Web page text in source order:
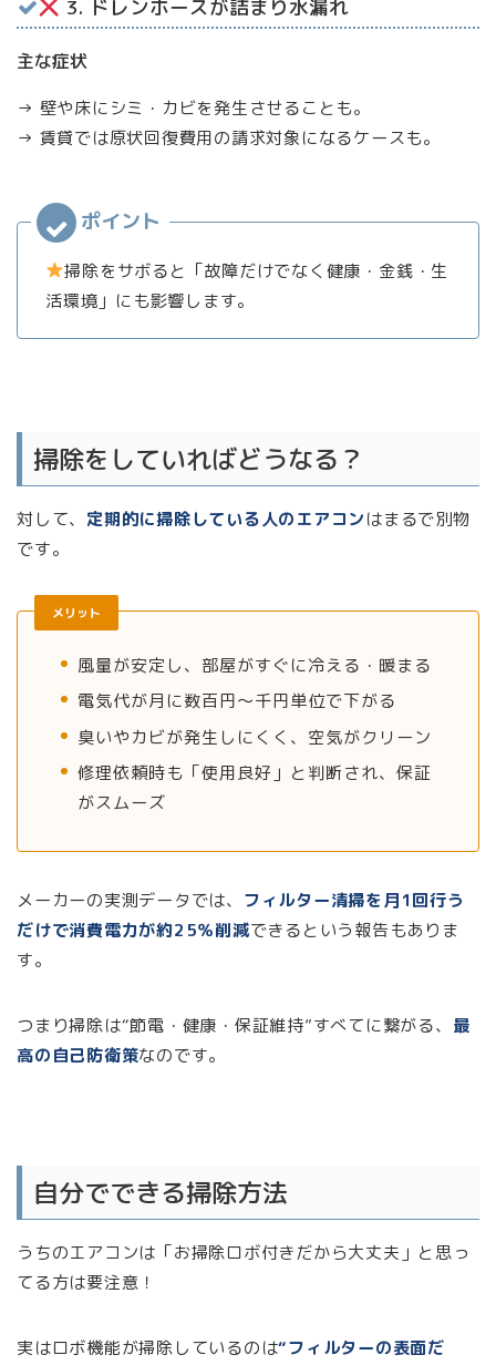
3. ドレンホースが詰まり水漏れ
主な症状
→ 壁や床にシミ・カビを発生させることも。
→ 賃貸では原状回復費用の請求対象になるケースも。
掃除をサボると「故障だけでなく健康・金銭・生
活環境」にも影響します。
掃除をしていればどうなる？
対して、 定期的に掃除している人のエアコンはまるで別物
です。
メリット
風量が安定し、部屋がすぐに冷える・暖まる
電気代が月に数百円〜千円単位で下がる
臭いやカビが発生しにくく、空気がクリーン
修理依頼時も「使用良好」と判断され、保証
がスムーズ
メーカーの実測データでは、 フィルター清掃を月1回行う
だけで消費電力が約25％削減できるという報告もありま
す。
つまり掃除は“節電・健康・保証維持”すべてに繋がる、 最
高の自己防衛策なのです。
自分でできる掃除方法
うちのエアコンは「お掃除ロボ付きだから大丈夫」と思っ
てる方は要注意！
実はロボ機能が掃除しているのは“フィルターの表面だ